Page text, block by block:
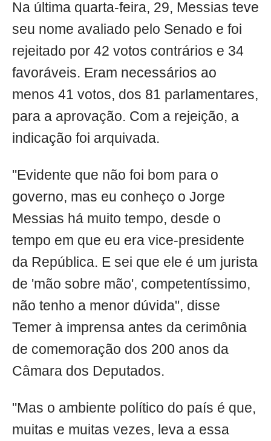
Na última quarta-feira, 29, Messias teve
seu nome avaliado pelo Senado e foi
rejeitado por 42 votos contrários e 34
favoráveis. Eram necessários ao
menos 41 votos, dos 81 parlamentares,
para a aprovação. Com a rejeição, a
indicação foi arquivada.
"Evidente que não foi bom para o
governo, mas eu conheço o Jorge
Messias há muito tempo, desde o
tempo em que eu era vice-presidente
da República. E sei que ele é um jurista
de 'mão sobre mão', competentíssimo,
não tenho a menor dúvida", disse
Temer à imprensa antes da cerimônia
de comemoração dos 200 anos da
Câmara dos Deputados.
"Mas o ambiente político do país é que,
muitas e muitas vezes, leva a essa